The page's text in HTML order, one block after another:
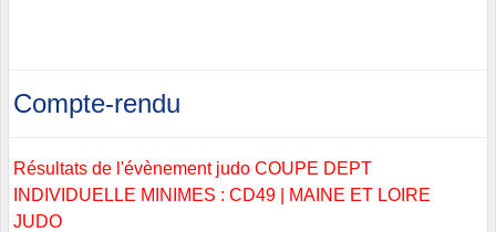
Compte-rendu
Résultats de l'évènement judo COUPE DEPT
INDIVIDUELLE MINIMES : CD49 | MAINE ET LOIRE
JUDO